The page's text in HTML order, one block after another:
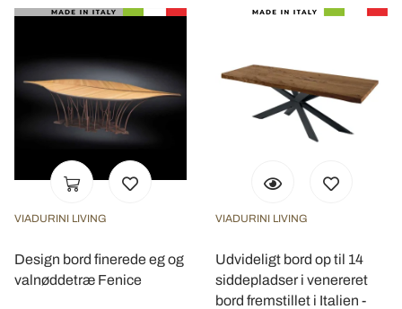
VIADURINI LIVING
Design bord finerede eg og
valnøddetræ Fenice
VIADURINI LIVING
Udvideligt bord op til 14
siddepladser i venereret
bord fremstillet i Italien -